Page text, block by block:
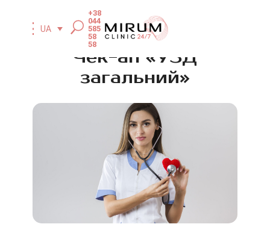
UA
+38
044
585
58
58
Чек-ап «УЗД
загальний»